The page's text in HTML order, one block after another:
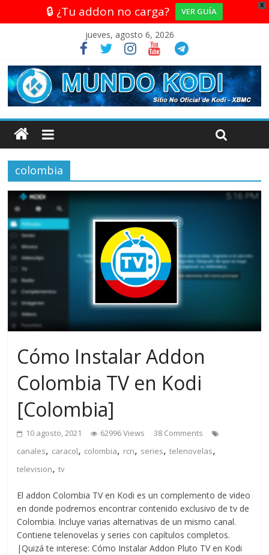
X
🔒 ¿Tu addon no carga? VER GUÍA
jueves, agosto 6, 2026
colombia
Cómo Instalar Addon
Colombia TV en Kodi
[Colombia]
10 agosto, 2021 62996 Views
38 Comments
canales, caracol, colombia, rcn, series,telenovelas,
television,tv
El addon Colombia TV en Kodi es un complemento de video
en donde podremos encontrar contenido exclusivo de tv de
Colombia. Incluye varias alternativas de un mismo canal.
Contiene telenovelas y series con capítulos completos.
|Quizá te interese: Cómo Instalar Addon Pluto TV en Kodi